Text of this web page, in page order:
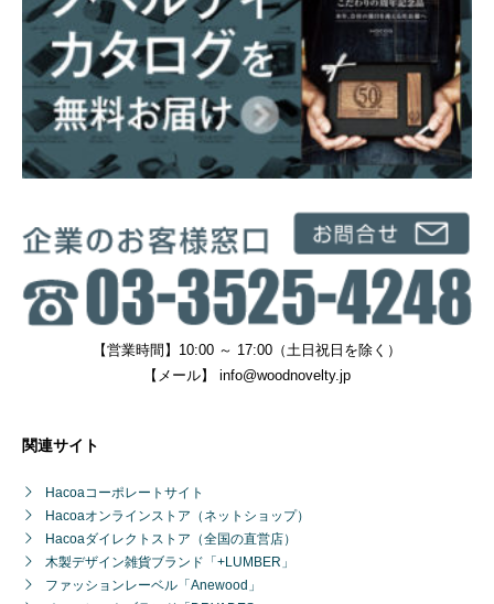
【営業時間】10:00 ～ 17:00（土日祝日を除く）
【メール】 info@woodnovelty.jp
関連サイト
Hacoaコーポレートサイト
Hacoaオンラインストア（ネットショップ）
Hacoaダイレクトストア（全国の直営店）
木製デザイン雑貨ブランド「+LUMBER」
ファッションレーベル「Anewood」